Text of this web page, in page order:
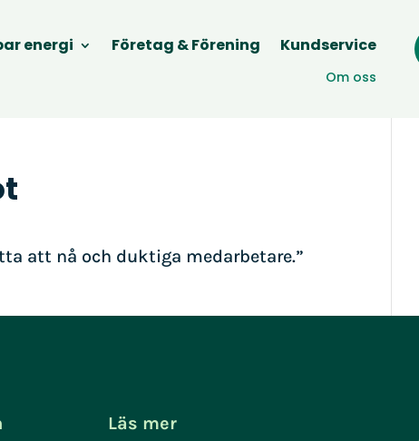
energi Företag & Förening Kundservice
Om oss
att nå och duktiga medarbetare.”
Läs mer